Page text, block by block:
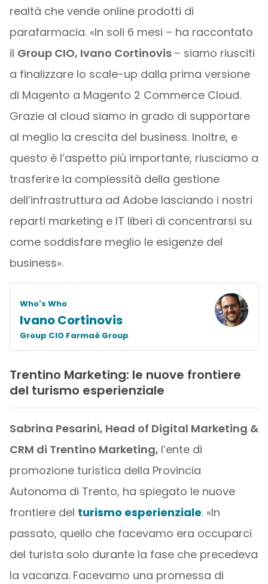
realtà che vende online prodotti di
parafarmacia. «In soli 6 mesi – ha raccontato
il Group CIO, Ivano Cortinovis – siamo riusciti
a finalizzare lo scale-up dalla prima versione
di Magento a Magento 2 Commerce Cloud.
Grazie al cloud siamo in grado di supportare
al meglio la crescita del business. Inoltre, e
questo è l’aspetto più importante, riusciamo a
trasferire la complessità della gestione
dell’infrastruttura ad Adobe lasciando i nostri
reparti marketing e IT liberi di concentrarsi su
come soddisfare meglio le esigenze del
business».
Who's Who
Ivano Cortinovis
Group CIO Farmaè Group
Trentino Marketing: le nuove frontiere
del turismo esperienziale
Sabrina Pesarini, Head of Digital Marketing &
CRM di Trentino Marketing, l’ente di
promozione turistica della Provincia
Autonoma di Trento, ha spiegato le nuove
frontiere del turismo esperienziale. «In
passato, quello che facevamo era occuparci
del turista solo durante la fase che precedeva
la vacanza. Facevamo una promessa di